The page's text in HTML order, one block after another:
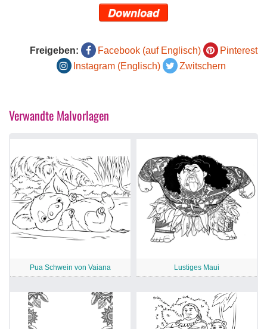
Download
Freigeben: Facebook (auf Englisch)
Pinterest
Instagram (Englisch)
Zwitschern
Verwandte Malvorlagen
Pua Schwein von Vaiana Lustiges Maui